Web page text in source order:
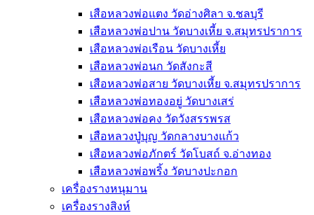
เสือหลวงพ่อแตง วัดอ่างศิลา จ.ชลบุรี
เสือหลวงพ่อปาน วัดบางเหี้ย จ.สมุทรปราการ
เสือหลวงพ่อเรือน วัดบางเหี้ย
เสือหลวงพ่อนก วัดสังกะสี
เสือหลวงพ่อสาย วัดบางเหี้ย จ.สมุทรปราการ
เสือหลวงพ่อทองอยู่ วัดบางเสร่
เสือหลวงพ่อคง วัดวังสรรพรส
เสือหลวงปู่บุญ วัดกลางบางแก้ว
เสือหลวงพ่อภักตร์ วัดโบสถ์ จ.อ่างทอง
เสือหลวงพ่อพริ้ง วัดบางปะกอก
เครื่องรางหนุมาน
เครื่องรางสิงห์